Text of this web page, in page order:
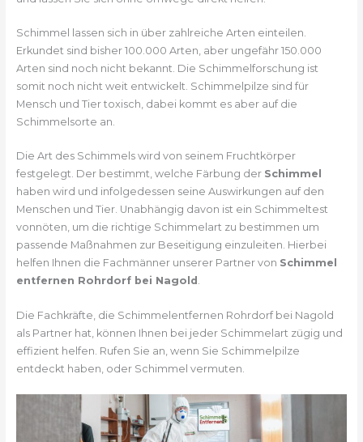
Schimmel lassen sich in über zahlreiche Arten einteilen.
Erkundet sind bisher 100.000 Arten, aber ungefähr 150.000
Arten sind noch nicht bekannt. Die Schimmelforschung ist
somit noch nicht weit entwickelt. Schimmelpilze sind für
Mensch und Tier toxisch, dabei kommt es aber auf die
Schimmelsorte an.
Die Art des Schimmels wird von seinem Fruchtkörper
festgelegt. Der bestimmt, welche Färbung der Schimmel
haben wird und infolgedessen seine Auswirkungen auf den
Menschen und Tier. Unabhängig davon ist ein Schimmeltest
vonnöten, um die richtige Schimmelart zu bestimmen um
passende Maßnahmen zur Beseitigung einzuleiten. Hierbei
helfen Ihnen die Fachmänner unserer Partner von Schimmel
entfernen Rohrdorf bei Nagold .
Die Fachkräfte, die Schimmelentfernen Rohrdorf bei Nagold
als Partner hat, können Ihnen bei jeder Schimmelart zügig und
effizient helfen. Rufen Sie an, wenn Sie Schimmelpilze
entdeckt haben, oder Schimmel vermuten.